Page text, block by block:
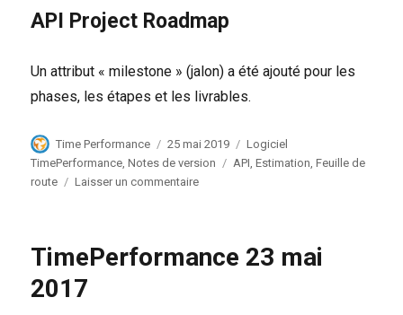
API Project Roadmap
Un attribut « milestone » (jalon) a été ajouté pour les
phases, les étapes et les livrables.
Auteur
Time Performance
Publié
le
25 mai 2019 Catégories
Logiciel
TimePerformance,Notes de version Étiquettes
API,Estimation,Feuille de
route
Laisser un commentairesur
2019
TimePerformance 23 mai
2017